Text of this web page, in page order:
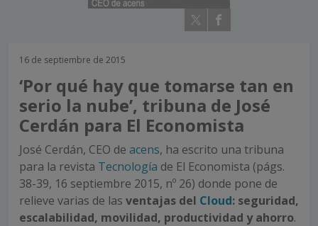
16 de septiembre de 2015
‘Por qué hay que tomarse tan en
serio la nube’, tribuna de José
Cerdán para El Economista
José Cerdán, CEO de acens, ha escrito una tribuna
para la revista Tecnología de El Economista (págs.
38-39, 16 septiembre 2015, nº 26) donde pone de
relieve varias de las ventajas del Cloud: seguridad,
escalabilidad, movilidad, productividad y ahorro.